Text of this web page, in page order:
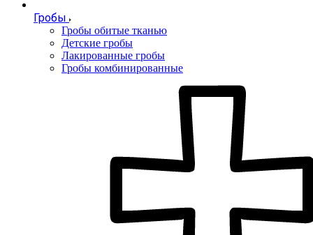
Гробы
Гробы обитые тканью
Детские гробы
Лакированные гробы
Гробы комбинированные